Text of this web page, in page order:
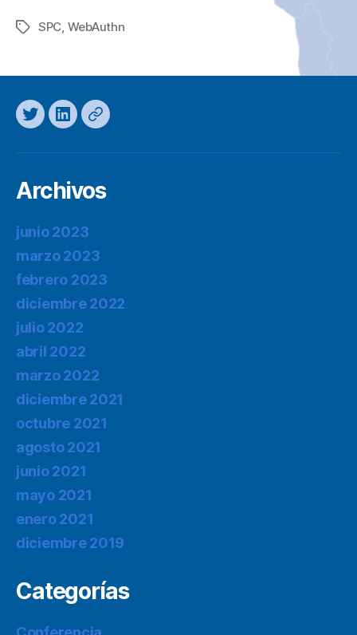
Etiquetas
SPC, WebAuthn
TwitterLinkedInMastodon
Archivos
junio 2023
marzo 2023
febrero 2023
diciembre 2022
julio 2022
abril 2022
marzo 2022
diciembre 2021
octubre 2021
agosto 2021
junio 2021
mayo 2021
enero 2021
diciembre 2019
Categorías